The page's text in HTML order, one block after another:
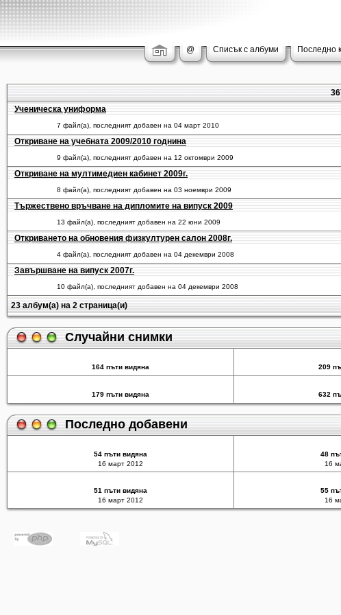
@ Списък с албуми Последно
Ученическа униформа
7 файл(а), последният добавен на 04 март 2010
Откриване на учебната 2009/2010 годнина
9 файл(а), последният добавен на 12 октомври 2009
Откриване на мултимедиен кабинет 2009г.
8 файл(а), последният добавен на 03 ноември 2009
Тържествено връчване на дипломите на випуск 2009
13 файл(а), последният добавен на 22 юни 2009
Откриването на обновения физкултурен салон 2008г.
4 файл(а), последният добавен на 04 декември 2008
Завършване на випуск 2007г.
10 файл(а), последният добавен на 04 декември 2008
23 албум(а) на 2 страница(и)
Случайни снимки
164 пъти видяна 209
179 пъти видяна 632
Последно добавени
54 пъти видяна
16 март 2012
48
16
51 пъти видяна
16 март 2012
55
16